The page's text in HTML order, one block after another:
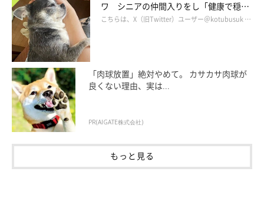
くんに飼い主さんは振り回されつつも、楽しい毎日を過ごしてい
るそう。散歩中には、思わず笑ってしまったエピソードがあると
いいます。
飼い主さん：
「散歩していて自分よりも大きい犬に会ったときはびびって逃げ
回っていたのですが、自分よりも小さい犬に会ったときは先ほど
とは違う“オレオレ系”で行っていたことがあります。たむくんは
あるので、小さいわんちゃんに対してイキった姿を見せることが
よくあります」
ワ シニアの仲間入りをし「健康で穏や
かな暮らしが続いてほしい」と願う
こちらは、X（旧Twitter）ユーザー＠kotubusuk …
「肉球放置」絶対やめて。 カサカサ肉球が
良くない理由、実は...
PR(AIGATE株式会社)
もっと見る